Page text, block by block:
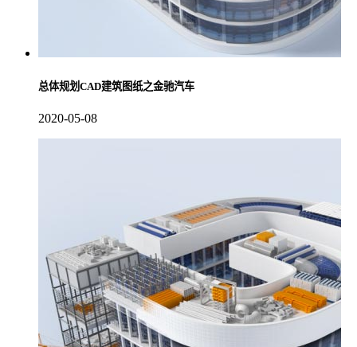
总体规划CAD建筑图纸之金驰汽车
2020-05-08